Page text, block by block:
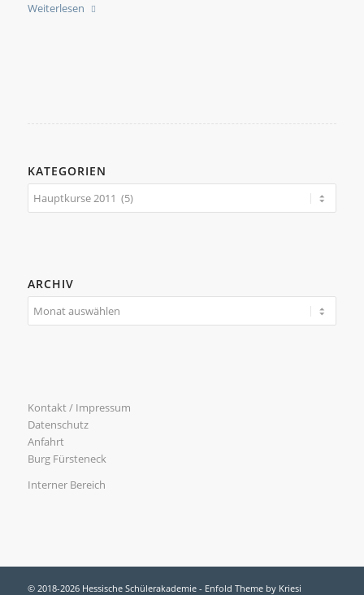
Weiterlesen
KATEGORIEN
Kategorien
ARCHIV
Kontakt / Impressum
Datenschutz
Anfahrt
Burg Fürsteneck
Interner Bereich
© 2018-2026 Hessische Schülerakademie - Enfold Theme by Kriesi